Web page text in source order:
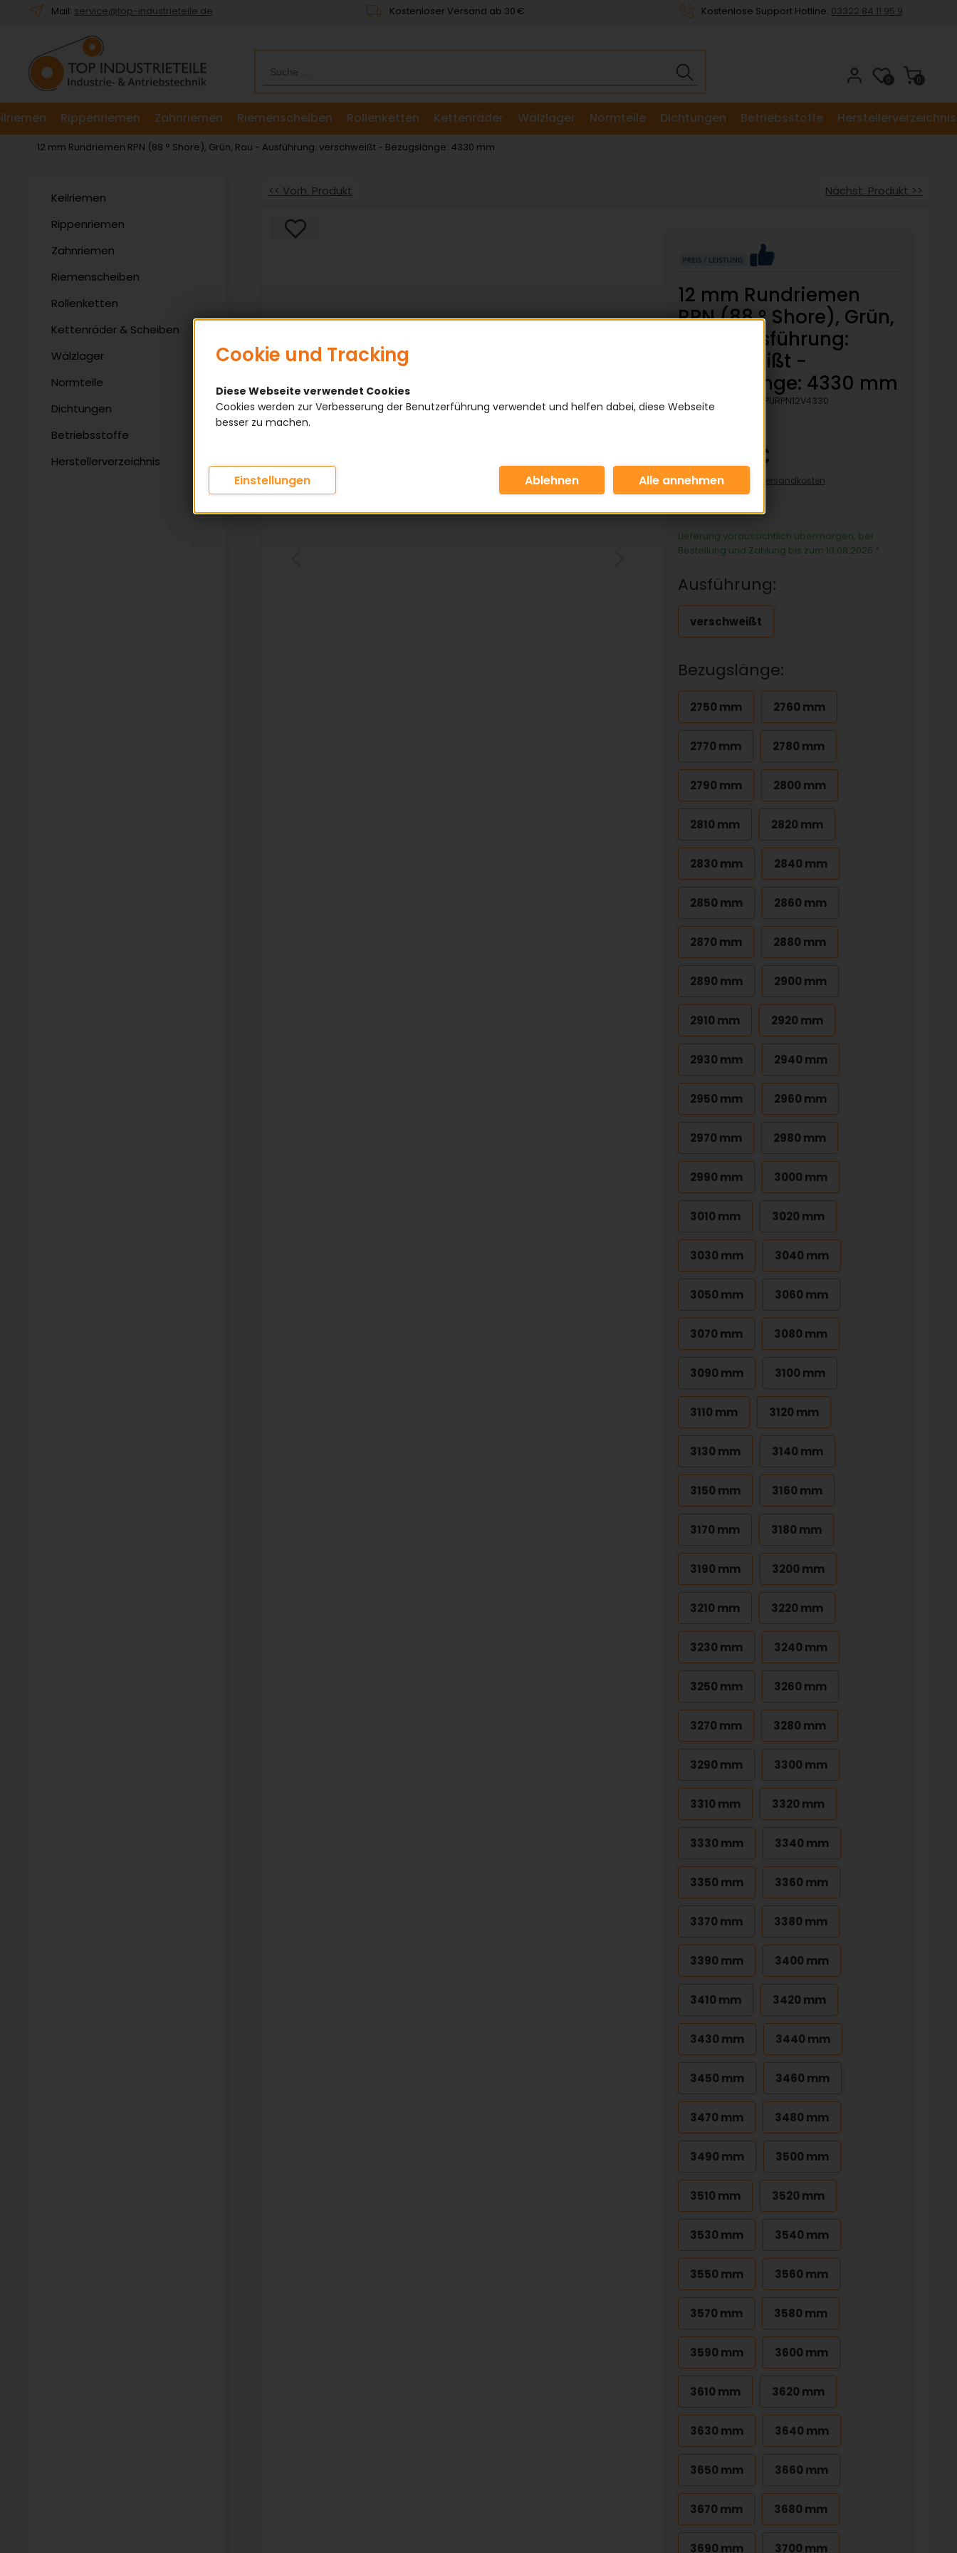
Willkommen.
für
das
Barrierefreiheitsmenü
Mail: service@top-industrieteile.de Kostenloser Versand ab 30 € Kostenlose Support Hotline: 03322 84 11 95 9
0
0
Rippenriemen Zahnriemen Riemenscheiben Rollenketten
Kettenräder
& Scheiben
Wälzlager Normteile Dichtungen Betriebsstoffe Herstellerverzeichnis
12 mm Rundriemen RPN (88 ° Shore), Grün, Rau - Ausführung: verschweißt - Bezugslänge: 4330 mm
Keilriemen
Rippenriemen
Zahnriemen
Riemenscheiben
Rollenketten
Kettenräder & Scheiben
Wälzlager
Normteile
Dichtungen
Betriebsstoffe
Herstellerverzeichnis
<< Vorh. Produkt Nächst. Produkt >>
12 mm Rundriemen
RPN (88 ° Shore), Grün,
Rau - Ausführung:
verschweißt -
Bezugslänge: 4330 mm
Artikelnummer: KPURPN12V4330
65,07 €
inkl. 19% MwSt zzgl.
Versandkosten
65,07€/pro Stück
Lieferung voraussichtlich übermorgen, bei
Bestellung und Zahlung bis zum 10.08.2026 *
Ausführung:
verschweißt
Bezugslänge:
2750 mm 2760 mm
2770 mm 2780 mm
2790 mm 2800 mm
2810 mm 2820 mm
2830 mm 2840 mm
2850 mm 2860 mm
2870 mm 2880 mm
2890 mm 2900 mm
2910 mm 2920 mm
2930 mm 2940 mm
2950 mm 2960 mm
2970 mm 2980 mm
2990 mm 3000 mm
3010 mm 3020 mm
3030 mm 3040 mm
3050 mm 3060 mm
3070 mm 3080 mm
3090 mm 3100 mm
3110 mm 3120 mm
3130 mm 3140 mm
3150 mm 3160 mm
3170 mm 3180 mm
3190 mm 3200 mm
3210 mm 3220 mm
3230 mm 3240 mm
3250 mm 3260 mm
3270 mm 3280 mm
3290 mm 3300 mm
3310 mm 3320 mm
3330 mm 3340 mm
3350 mm 3360 mm
3370 mm 3380 mm
3390 mm 3400 mm
3410 mm 3420 mm
3430 mm 3440 mm
3450 mm 3460 mm
3470 mm 3480 mm
3490 mm 3500 mm
3510 mm 3520 mm
3530 mm 3540 mm
3550 mm 3560 mm
3570 mm 3580 mm
3590 mm 3600 mm
3610 mm 3620 mm
3630 mm 3640 mm
3650 mm 3660 mm
3670 mm 3680 mm
3690 mm 3700 mm
Cookie und Tracking
Diese Webseite verwendet Cookies
Cookies werden zur Verbesserung der Benutzerführung verwendet und helfen dabei, diese Webseite
besser zu machen.
Einstellungen